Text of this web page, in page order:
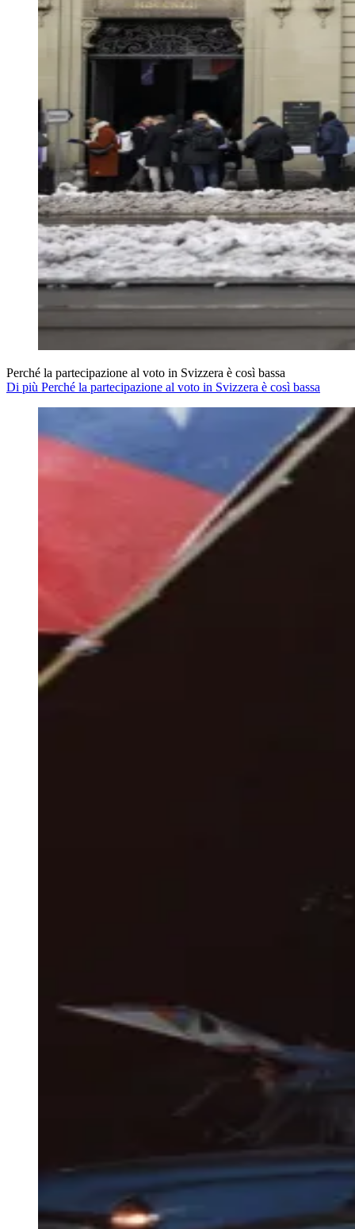
Perché la partecipazione al voto in Svizzera è così bassa
Di più Perché la partecipazione al voto in Svizzera è così bassa